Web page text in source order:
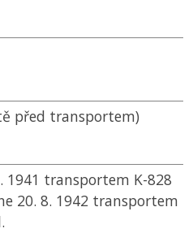
před transportem)
1941 transportem K-828
20. 8. 1942 transportem